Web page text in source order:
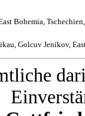
Bohemia,
Golcuv Jeníkov,